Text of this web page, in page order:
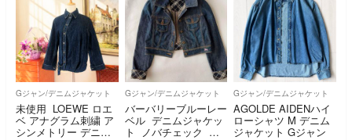
Gジャン/デニムジャケット
未使用 LOEWE ロエ
ベ アナグラム刺繍 ア
シンメトリー デニ
Gジャン/デニムジャケット
バーバリーブルーレー
ベル デニムジャケッ
ト ノバチェック ホ
Gジャン/デニムジャケット
AGOLDE AIDENハイ
ローシャツ M デニム
ジャケット Gジャン